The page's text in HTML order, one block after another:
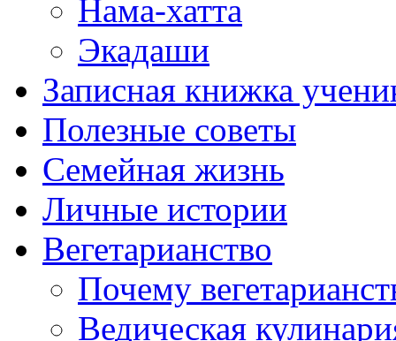
Нама-хатта
Экадаши
Записная книжка
Полезные советы
Семейная жизнь
Личные истории
Вегетарианство
Почему
Ведическая